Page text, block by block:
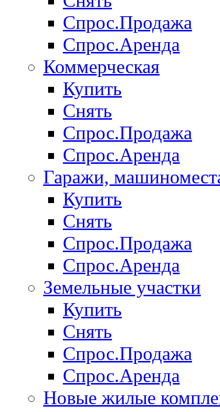
Спрос.Продажа
Спрос.Аренда
Коммерческая
Купить
Снять
Спрос.Продажа
Спрос.Аренда
Гаражи,
Купить
Снять
Спрос.Продажа
Спрос.Аренда
Земельные участки
Купить
Снять
Спрос.Продажа
Спрос.Аренда
Новые жилые